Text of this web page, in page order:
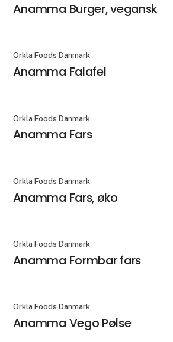
Anamma Burger, vegansk
Orkla Foods Danmark
Anamma Falafel
Orkla Foods Danmark
Anamma Fars
Orkla Foods Danmark
Anamma Fars, øko
Orkla Foods Danmark
Anamma Formbar fars
Orkla Foods Danmark
Anamma Vego Pølse